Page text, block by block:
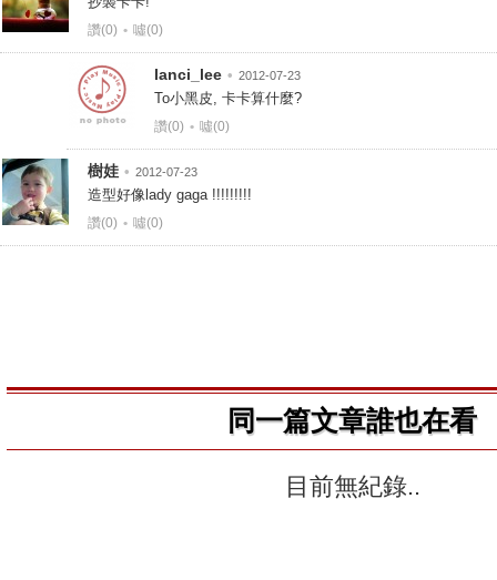
讚(0) • 噓(0)
lanci_lee • 2012-07-23
To小黑皮, 卡卡算什麼?
讚(0) • 噓(0)
樹娃 • 2012-07-23
造型好像lady gaga !!!!!!!!!
讚(0) • 噓(0)
同一篇文章誰也在看
目前無紀錄..